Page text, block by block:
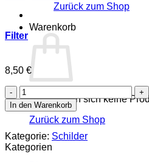
Zurück zum Shop
Warenkorb
Es befinden sich keine
Zurück zum Shop
Filter
8,50 €
Anzahl
In den Warenkorb
Kategorie: Schilder
Kategorien